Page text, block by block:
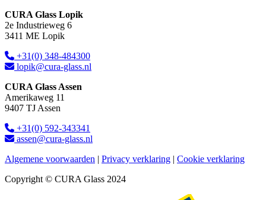
CURA Glass Lopik
2e Industrieweg 6
3411 ME Lopik
+31(0) 348-484300
lopik@cura-glass.nl
CURA Glass Assen
Amerikaweg 11
9407 TJ Assen
+31(0) 592-343341
assen@cura-glass.nl
Algemene voorwaarden | Privacy verklaring | Cookie verklaring
Copyright © CURA Glass 2024